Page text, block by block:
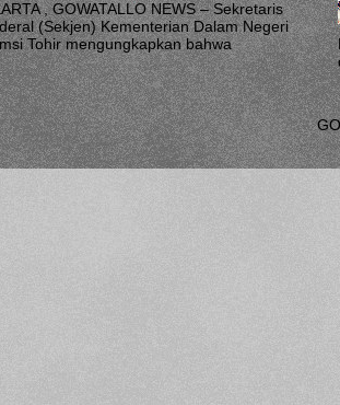
, GOWATALLO NEWS – Sekretaris
(Sekjen) Kementerian Dalam Negeri
Tohir mengungkapkan bahwa